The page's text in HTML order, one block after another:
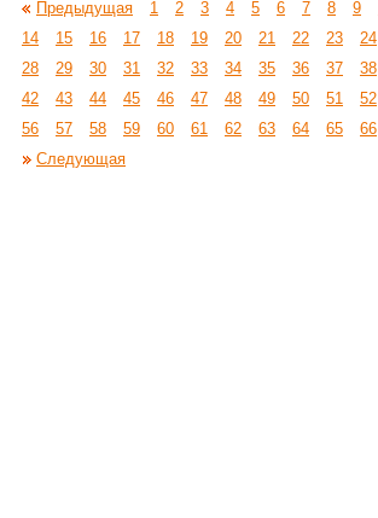
Предыдущая 1 2 3 4 5 6 7 8 9
14
15 16 17 18 19 20 21 22 23 24
28
29 30 31 32 33 34 35 36 37 38
42
43 44 45 46 47 48 49 50 51 52
56
57 58 59 60 61 62 63 64 65 66
Следующая